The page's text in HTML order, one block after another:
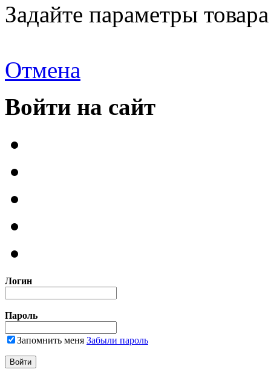
Задайте параметры товара
Отмена
Войти на сайт
Логин
Пароль
Запомнить меня Забыли пароль